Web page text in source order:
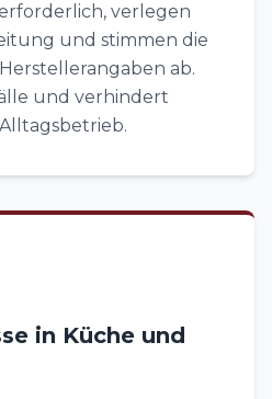
verlegen
und stimmen die
ab.
und verhindert
in Küche und